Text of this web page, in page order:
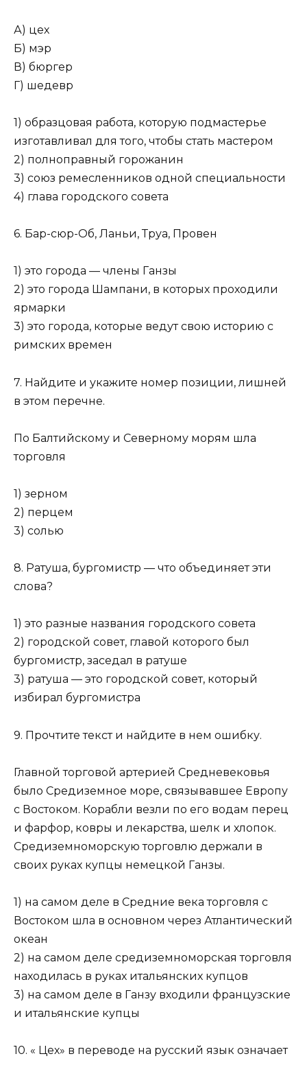
А) цех
Б) мэр
В) бюргер
Г) шедевр
1) образцовая работа, которую подмастерье
изготавливал для того, чтобы стать мастером
2) полноправный горожанин
3) союз ремесленников одной специальности
4) глава городского совета
6. Бар-сюр-Об, Ланьи, Труа, Провен
1) это города — члены Ганзы
2) это города Шампани, в которых проходили
ярмарки
3) это города, которые ведут свою историю с
римских времен
7. Найдите и укажите номер позиции, лишней
в этом перечне.
По Балтийскому и Северному морям шла
торговля
1) зерном
2) перцем
3) солью
8. Ратуша, бургомистр — что объединяет эти
слова?
1) это разные названия городского совета
2) городской совет, главой которого был
бургомистр, заседал в ратуше
3) ратуша — это городской совет, который
избирал бургоми­стра
9. Прочтите текст и найдите в нем ошибку.
Главной торговой артерией Средневековья
было Средиземное море, связывавшее Европу
с Востоком. Корабли везли по его водам перец
и фарфор, ковры и лекарства, шелк и хлопок.
Средиземноморскую торговлю держали в
своих руках купцы немецкой Ганзы.
1) на самом деле в Средние века торговля с
Востоком шла в основном через Атлантический
океан
2) на самом деле средиземноморская торговля
находилась в руках итальянских купцов
3) на самом деле в Ганзу входили французские
и итальян­ские купцы
10. « Цех» в переводе на русский язык означает